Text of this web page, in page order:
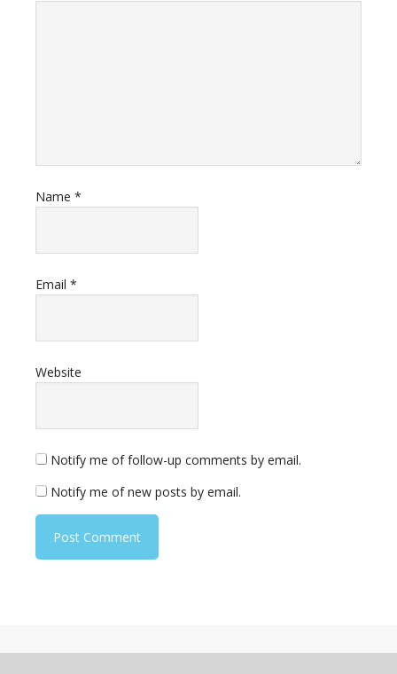
Name *
Email *
Website
Notify me of follow-up comments by email.
Notify me of new posts by email.